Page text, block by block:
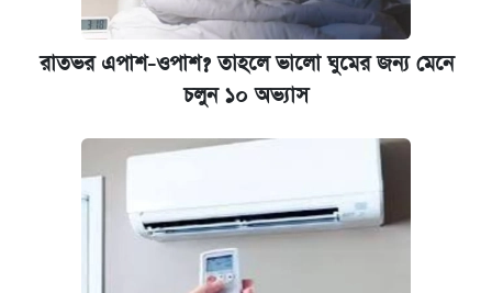
রাতভর এপাশ-ওপাশ? তাহলে ভালো ঘুমের জন্য মেনে
চলুন ১০ অভ্যাস